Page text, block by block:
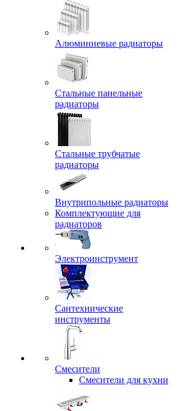
Алюминиевые радиаторы
Стальные панельные
радиаторы
Стальные трубчатые
радиаторы
Внутрипольные радиаторы
Комплектующие для
радиаторов
Электроинструмент
Сантехнические
инструменты
Смесители
Смесители для кухни